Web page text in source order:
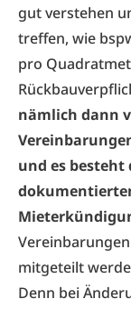
gut verstehen
treffen, wie
pro
nämlich dann
und es besteht
mitgeteilt
Denn bei